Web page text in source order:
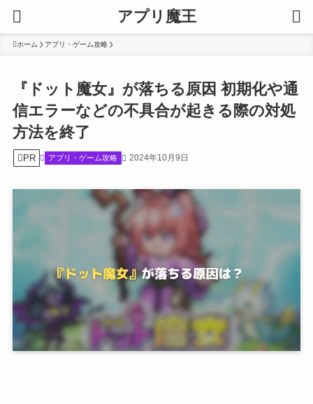
アプリ魔王
ホーム アプリ・ゲーム攻略
『ドット魔女』が落ちる原因 初期化や通
信エラーなどの不具合が起きる際の対処
方法を終了
PR アプリ・ゲーム攻略 2024年10月9日